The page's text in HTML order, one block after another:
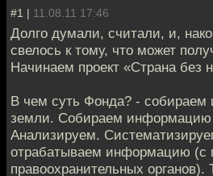
#1 | 11.08.11 17:46
Долго думали, считали, и,
свелось к тому, что может
Начинаем проект «Страна без
В чем суть Фонда? -
земли. Собираем информацию
Анализируем.
отрабатываем информацию (с
правоохранительных